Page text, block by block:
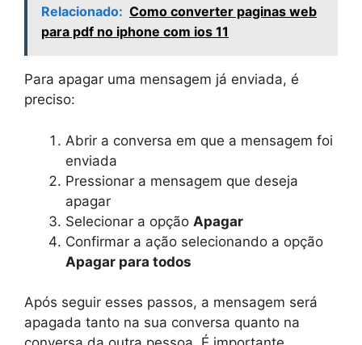
Relacionado: Como converter paginas web
para pdf no iphone com ios 11
Para apagar uma mensagem já enviada, é
preciso:
Abrir a conversa em que a mensagem foi
enviada
Pressionar a mensagem que deseja
apagar
Selecionar a opção Apagar
Confirmar a ação selecionando a opção
Apagar para todos
Após seguir esses passos, a mensagem será
apagada tanto na sua conversa quanto na